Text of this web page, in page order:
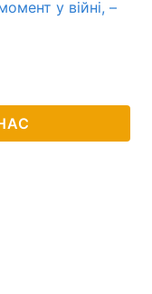
у війні, –